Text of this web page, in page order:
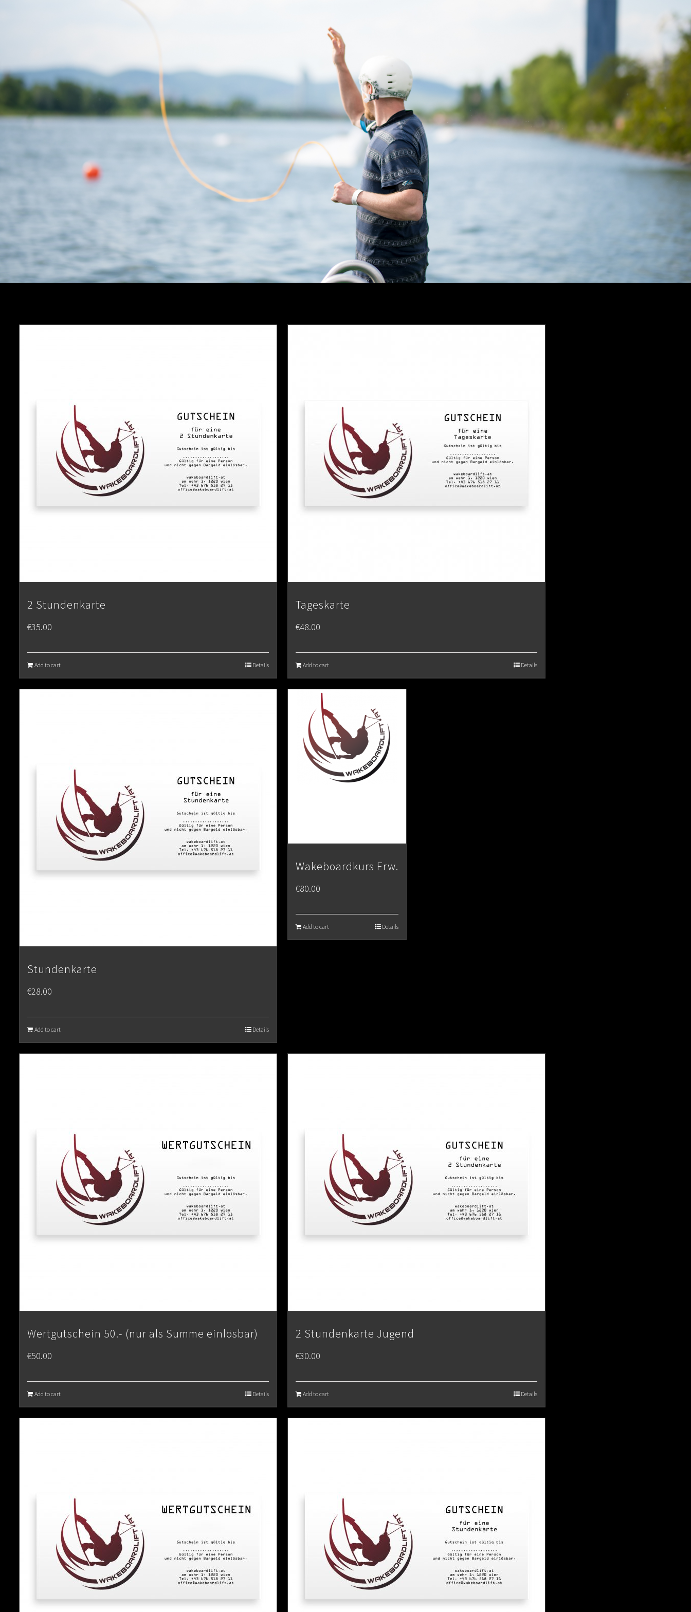
2 Stundenkarte
€35.00
Add to cart Details
Tageskarte
€48.00
Add to cart Details
Stundenkarte
€28.00
Add to cart Details
Wakeboardkurs Erw.
€80.00
Add to cart Details
Wertgutschein 50.- (nur als Summe einlösbar)
€50.00
Add to cart Details
2 Stundenkarte Jugend
€30.00
Add to cart Details